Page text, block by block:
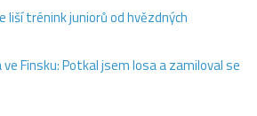
liší trénink juniorů od hvězdných
Finsku: Potkal jsem losa a zamiloval se